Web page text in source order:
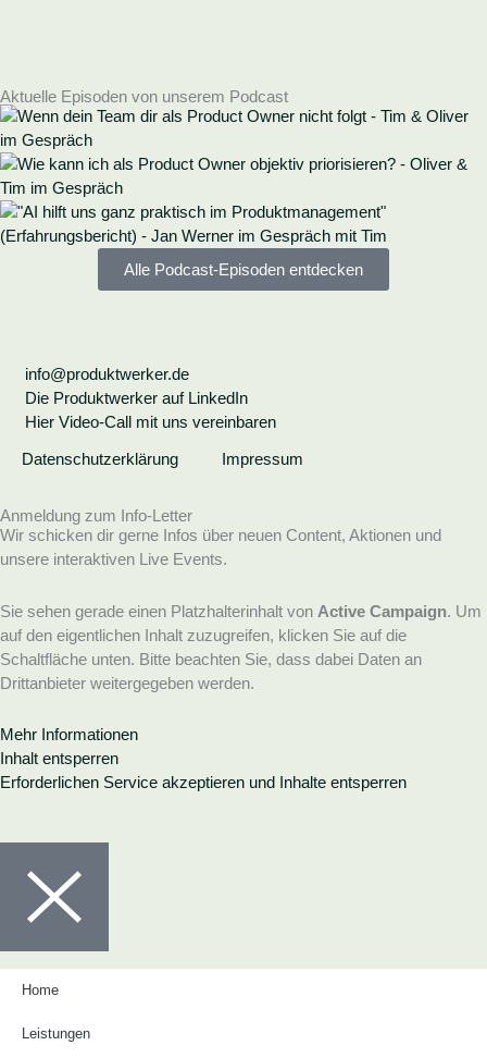
Aktuelle Episoden von unserem Podcast
Alle Podcast-Episoden entdecken
info@produktwerker.de
Die Produktwerker auf LinkedIn
Hier Video-Call mit uns vereinbaren
Datenschutzerklärung Impressum
Anmeldung zum Info-Letter
Wir schicken dir gerne Infos über neuen Content, Aktionen und
unsere interaktiven Live Events.
Sie sehen gerade einen Platzhalterinhalt von Active Campaign. Um
auf den eigentlichen Inhalt zuzugreifen, klicken Sie auf die
Schaltfläche unten. Bitte beachten Sie, dass dabei Daten an
Drittanbieter weitergegeben werden.
Mehr Informationen
Inhalt entsperren
Erforderlichen Service akzeptieren und Inhalte entsperren
Home
Leistungen